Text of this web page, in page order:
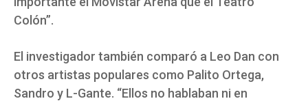
Colón”.
El investigador también comparó a Leo Dan con
otros artistas populares como Palito Ortega,
Sandro y L-Gante. “Ellos no hablaban ni en